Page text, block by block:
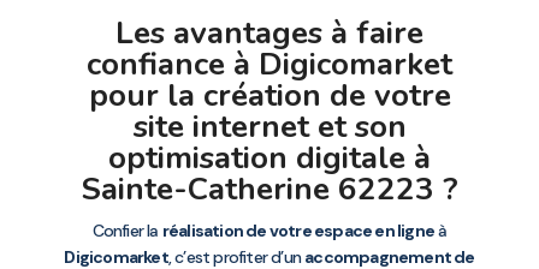
Les avantages à faire
confiance à Digicomarket
pour la création de votre
site internet et son
optimisation digitale à
Sainte-Catherine 62223 ?
Confier la réalisation de votre espace en ligneà
Digicomarket, c’est profiter d’unaccompagnement de